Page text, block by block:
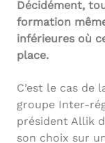
Décidément,
formation
inférieures où
place.
C’est le cas de
groupe Inter-
président Allik
son choix sur